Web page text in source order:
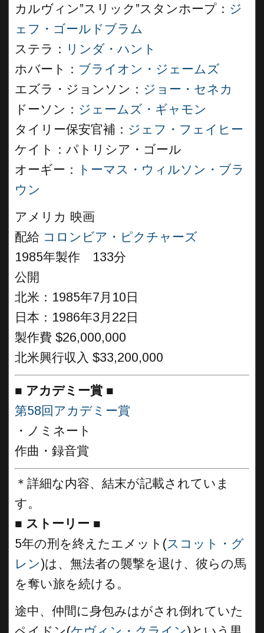
カルヴィン”スリック”スタンホープ： ジ
ェフ・ゴールドブラム
ステラ： リンダ・ハント
ホバート： ブライオン・ジェームズ
エズラ・ジョンソン： ジョー・セネカ
ドーソン： ジェームズ・ギャモン
タイリー保安官補： ジェフ・フェイヒー
ケイト：パトリシア・ゴール
オーギー：
トーマス・ウィルソン・ブラ
ウン
アメリカ 映画
配給 コロンビア・ピクチャーズ
1985年製作 133分
公開
北米：1985年7月10日
日本：1986年3月22日
製作費 $26,000,000
北米興行収入 $33,200,000
■ アカデミー賞 ■
第58回アカデミー賞
・ノミネート
作曲・録音賞
＊詳細な内容、結末が記載されていま
す。
■ ストーリー ■
5年の刑を終えたエメット(スコット・グ
レン)は、無法者の襲撃を退け、彼らの馬
を奪い旅を続ける。
途中、仲間に身包みはがされ倒れていた